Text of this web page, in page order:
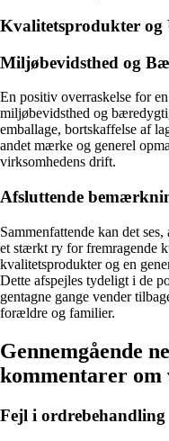
Kvalitetsprodukter og
Miljøbevidsthed og
En positiv overraskelse for
miljøbevidsthed og
emballage, bortskaffelse af
andet mærke og generel
virksomhedens drift.
Afsluttende
Sammenfattende kan det
et stærkt ry for fremragende
kvalitetsprodukter og en
Dette afspejles tydeligt i de
gentagne gange vender
forældre og familier.
Gennemgående
kommentarer
Fejl i ordrebehandling